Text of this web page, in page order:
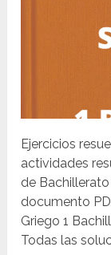
Ejercicios
actividades
de
documento
Griego 1
Todas las